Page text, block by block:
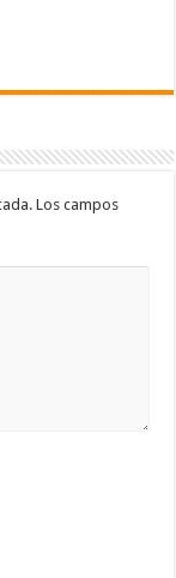
Los campos